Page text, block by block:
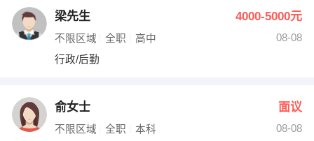
梁先生 4000-5000元
不限区域 全职 高中
08-08
行政/后勤
俞女士 面议
不限区域 全职 本科
08-08